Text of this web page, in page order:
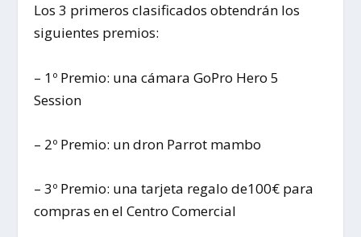
Los 3 primeros clasificados obtendrán los
siguientes premios:
– 1º Premio: una cámara GoPro Hero 5
Session
– 2º Premio: un dron Parrot mambo
– 3º Premio: una tarjeta regalo de100€ para
compras en el Centro Comercial